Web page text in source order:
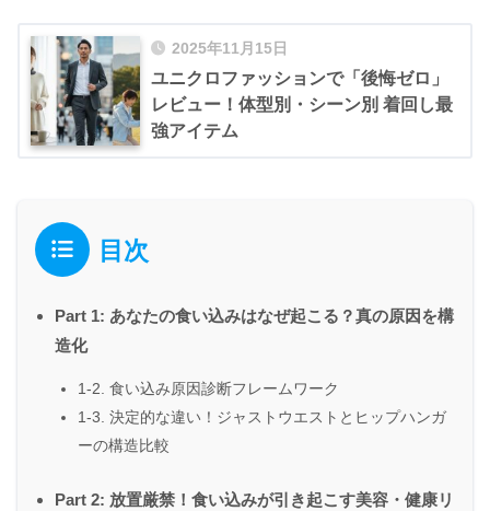
2025年11月15日
ユニクロファッションで「後悔ゼロ」
レビュー！体型別・シーン別 着回し最
強アイテム
目次
Part 1: あなたの食い込みはなぜ起こる？真の原因を構
造化
1-2. 食い込み原因診断フレームワーク
1-3. 決定的な違い！ジャストウエストとヒップハンガ
ーの構造比較
Part 2: 放置厳禁！食い込みが引き起こす美容・健康リ